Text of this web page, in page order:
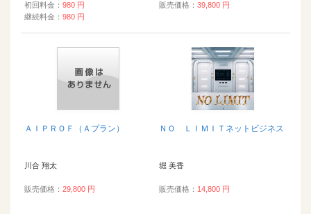
初回料金： 980 円
継続料金： 980 円
販売価格： 39,800 円
ＡＩＰＲＯＦ（Ａプラン）
川合 翔太
販売価格： 29,800 円
ＮＯ ＬＩＭＩＴネットビジネス
堀 美香
販売価格： 14,800 円